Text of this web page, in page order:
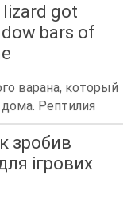
got
bars of
варана, который
Рептилия
зробив
ігрових